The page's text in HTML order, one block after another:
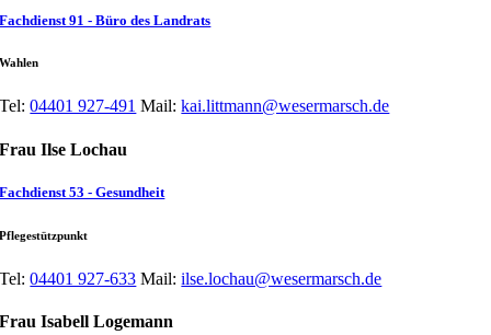
Fachdienst 91 - Büro des Landrats
Wahlen
Tel: 04401 927-491 Mail: kai.littmann@wesermarsch.de
Frau Ilse Lochau
Fachdienst 53 - Gesundheit
Pflegestützpunkt
Tel: 04401 927-633 Mail: ilse.lochau@wesermarsch.de
Frau Isabell Logemann